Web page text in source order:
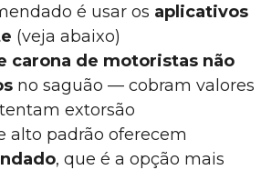
é usar os aplicativos
(veja abaixo)
carona de motoristas não
no saguão — cobram valores
extorsão
alto padrão oferecem
, que é a opção mais